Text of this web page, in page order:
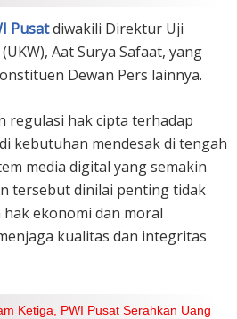
Pusatdiwakili Direktur Uji
Aat Surya Safaat, yang
Dewan Pers lainnya.
regulasi hak cipta terhadap
kebutuhan mendesak di tengah
media digital yang semakin
tersebut dinilai penting tidak
ekonomi dan moral
kualitas dan integritas
Ketiga, PWI Pusat Serahkan Uang